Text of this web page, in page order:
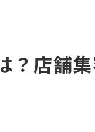
ケティング
ィング
ング代行
？店舗